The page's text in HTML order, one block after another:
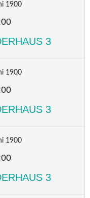
1900
3
1900
3
1900
3